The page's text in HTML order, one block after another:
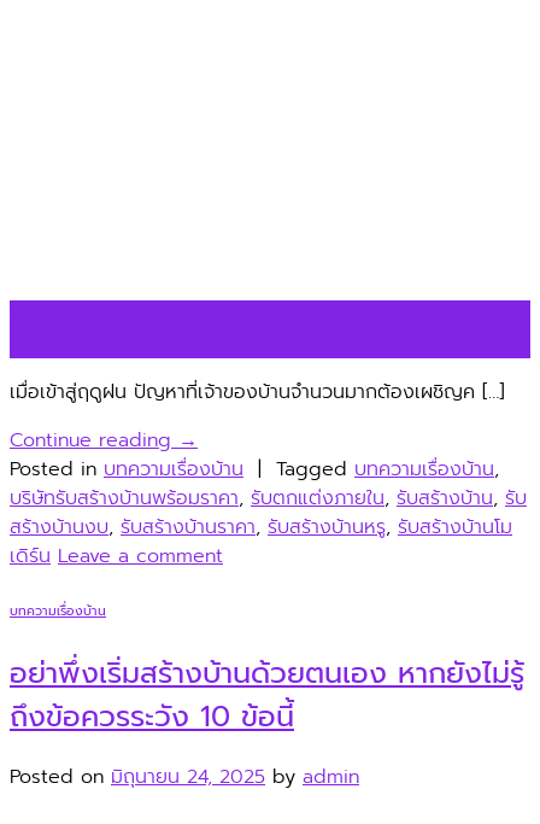
เมื่อเข้าสู่ฤดูฝน ปัญหาที่เจ้าของบ้านจำนวนมากต้องเผชิญค […]
Continue reading→
Posted in บทความเรื่องบ้าน | Tagged บทความเรื่องบ้าน,
บริษัทรับสร้างบ้านพร้อมราคา, รับตกแต่งภายใน, รับสร้างบ้าน, รับ
สร้างบ้านงบ, รับสร้างบ้านราคา, รับสร้างบ้านหรู, รับสร้างบ้านโม
เดิร์น Leave a comment
บทความเรื่องบ้าน
อย่าพึ่งเริ่มสร้างบ้านด้วยตนเอง หากยังไม่รู้
ถึงข้อควรระวัง 10 ข้อนี้
Posted on มิถุนายน 24, 2025 by admin